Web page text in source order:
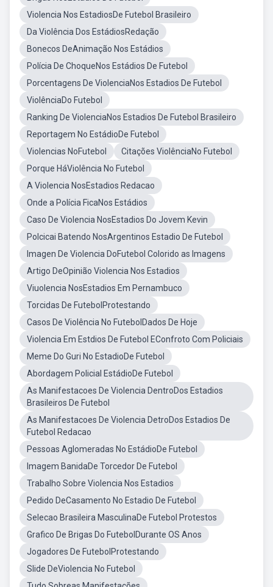
Violencia Nos EstadiosDe Futebol Brasileiro
Da Violência Dos EstádiosRedação
Bonecos DeAnimação Nos Estádios
Polícia De ChoqueNos Estádios De Futebol
Porcentagens De ViolenciaNos Estadios De Futebol
ViolênciaDo Futebol
Ranking De ViolenciaNos Estadios De Futebol Brasileiro
Reportagem No EstádioDe Futebol
Violencias NoFutebol
Citações ViolênciaNo Futebol
Porque HáViolência No Futebol
A Violencia NosEstadios Redacao
Onde a Polícia FicaNos Estádios
Caso De Violencia NosEstadios Do Jovem Kevin
Polcicai Batendo NosArgentinos Estadio De Futebol
Imagen De Violencia DoFutebol Colorido as Imagens
Artigo DeOpinião Violencia Nos Estadios
Viuolencia NosEstadios Em Pernambuco
Torcidas De FutebolProtestando
Casos De Violência No FutebolDados De Hoje
Violencia Em Estdios De Futebol EConfroto Com Policiais
Meme Do Guri No EstadioDe Futebol
Abordagem Policial EstádioDe Futebol
As Manifestacoes De Violencia DentroDos Estadios
Brasileiros De Futebol
As Manifestacoes De Violencia DetroDos Estadios De
Futebol Redacao
Pessoas Aglomeradas No EstádioDe Futebol
Imagem BanidaDe Torcedor De Futebol
Trabalho Sobre Violencia Nos Estadios
Pedido DeCasamento No Estadio De Futebol
Selecao Brasileira MasculinaDe Futebol Protestos
Grafico De Brigas Do FutebolDurante OS Anos
Jogadores De FutebolProtestando
Slide DeViolencia No Futebol